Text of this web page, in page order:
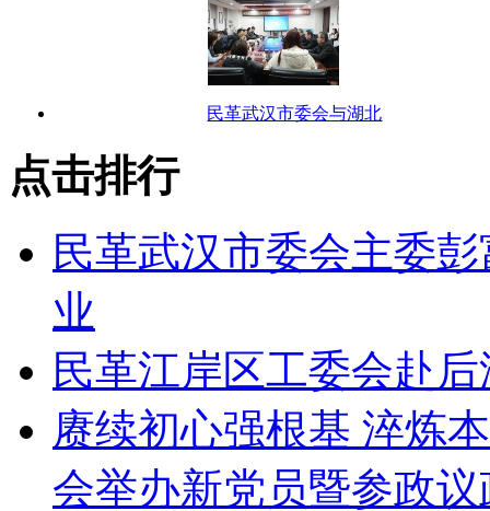
民革武汉市委会与湖北
点击排行
民革武汉市委会主委
业
民革江岸区工委会赴
赓续初心强根基 淬炼
会举办新党员暨参政